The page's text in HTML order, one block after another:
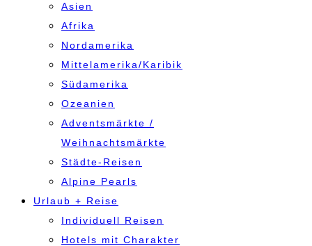
Asien
Afrika
Nordamerika
Mittelamerika/Karibik
Südamerika
Ozeanien
Adventsmärkte /
Weihnachtsmärkte
Städte-Reisen
Alpine Pearls
Urlaub + Reise
Individuell Reisen
Hotels mit Charakter